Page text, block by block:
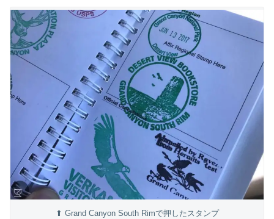
⬆ Grand Canyon South Rimで押したスタンプ